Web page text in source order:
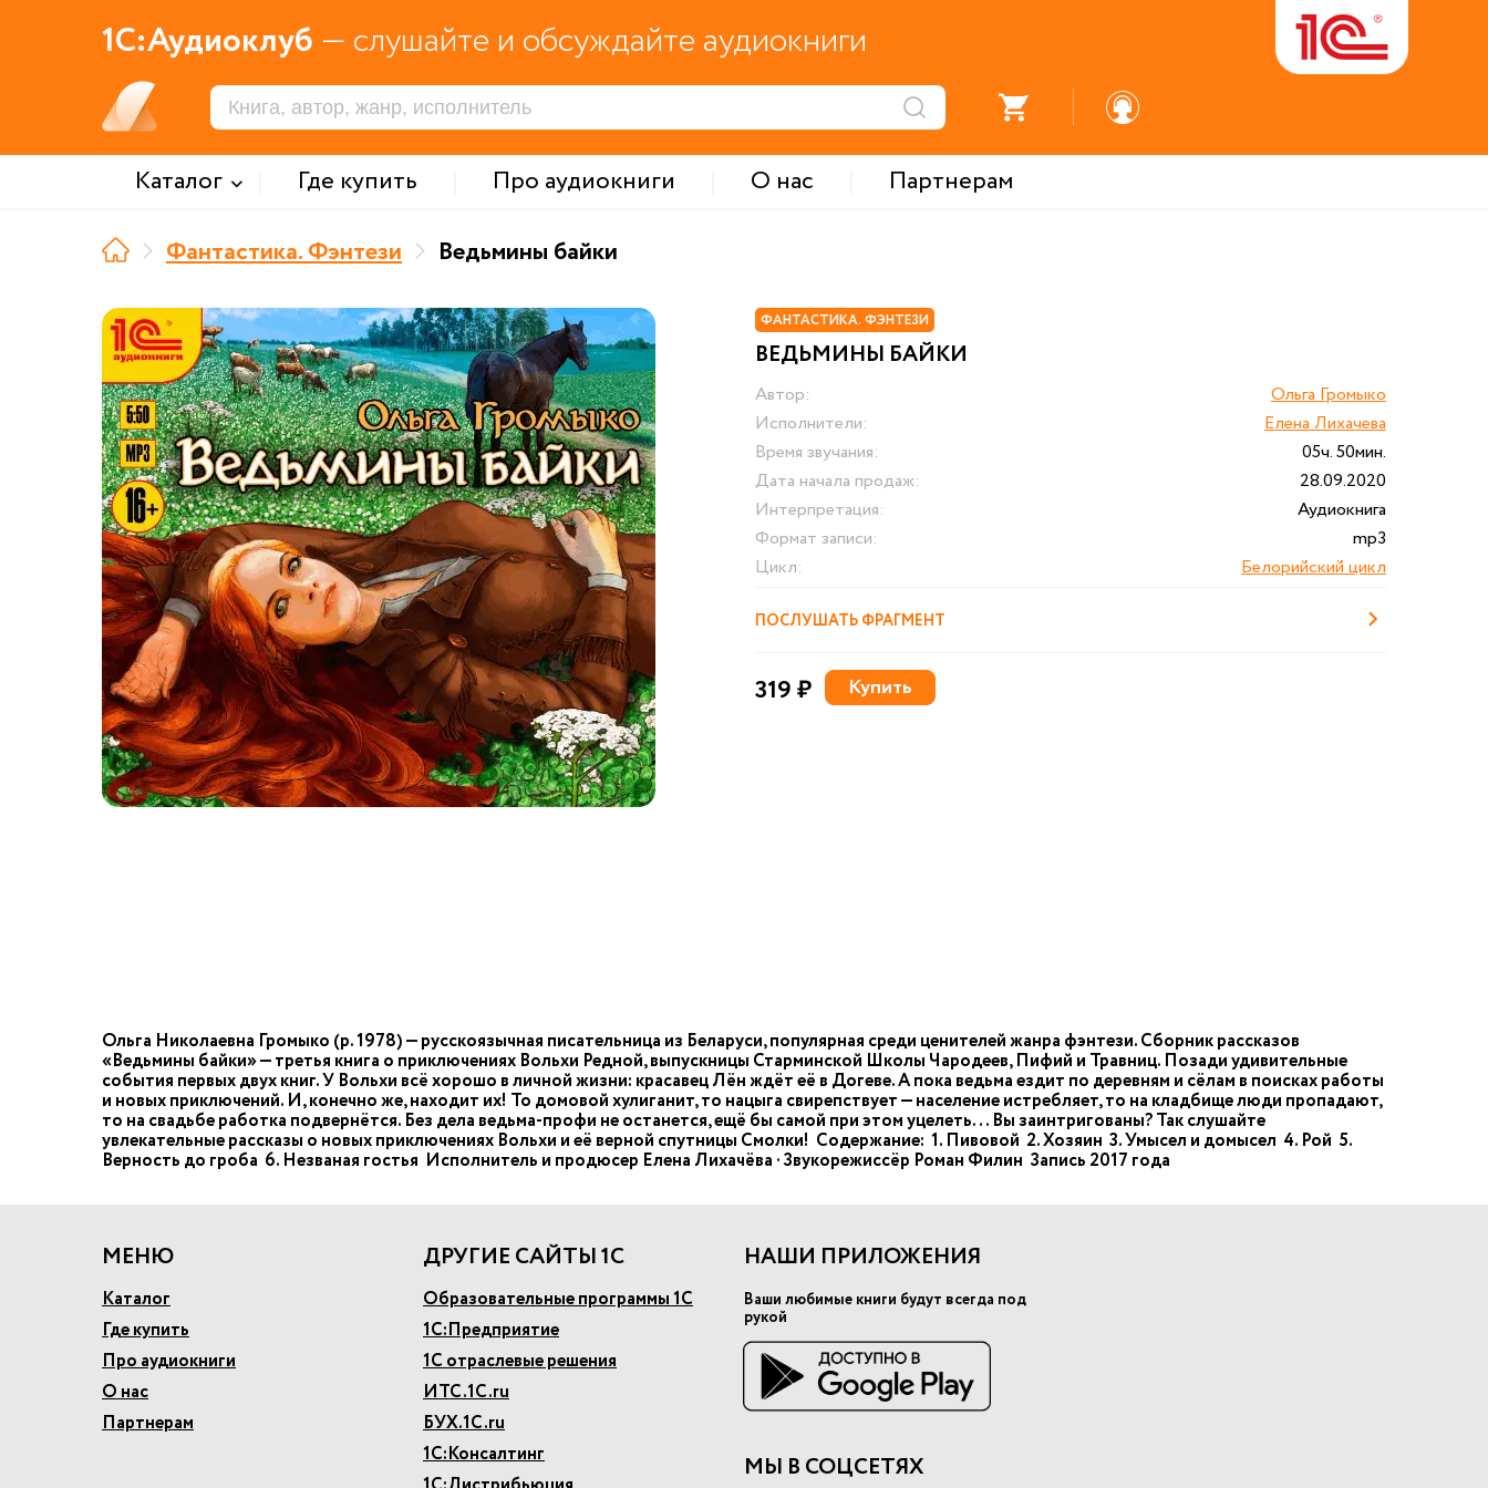
1С:Аудиоклуб — слушайте и обсуждайте аудиокниги
Каталог Где купить Про аудиокниги О нас
Партнерам
Фантастика. Фэнтези
Ведьмины байки
ФАНТАСТИКА. ФЭНТЕЗИ
ВЕДЬМИНЫ БАЙКИ
Автор:
Ольга Громыко
Исполнители:
Елена Лихачева
Время звучания:
05ч. 50мин.
Дата начала продаж:
28.09.2020
Интерпретация:
Аудиокнига
Формат записи:
mp3
Цикл:
Белорийский цикл
ПОСЛУШАТЬ ФРАГМЕНТ
319 ₽ Купить
Ольга Николаевна Громыко (р. 1978) — русскоязычная писательница из Беларуси, популярная среди ценителей жанра фэнтези. Сборник рассказов
«Ведьмины байки» — третья книга о приключениях Вольхи Редной, выпускницы Старминской Школы Чародеев, Пифий и Травниц. Позади удивительные
события первых двух книг. У Вольхи всё хорошо в личной жизни: красавец Лён ждёт её в Догеве. А пока ведьма ездит по деревням и сёлам в поисках работы
и новых приключений. И, конечно же, находит их! То домовой хулиганит, то нацыга свирепствует — население истребляет, то на кладбище люди пропадают,
то на свадьбе работка подвернётся. Без дела ведьма-профи не останется, ещё бы самой при этом уцелеть... Вы заинтригованы? Так слушайте
увлекательные рассказы о новых приключениях Вольхи и её верной спутницы Смолки! Содержание: 1. Пивовой 2. Хозяин 3. Умысел и домысел 4. Рой 5.
Верность до гроба 6. Незваная гостья Исполнитель и продюсер Елена Лихачёва · Звукорежиссёр Роман Филин Запись 2017 года
МЕНЮ
Каталог
Где купить
Про аудиокниги
О нас
Партнерам
ДРУГИЕ САЙТЫ 1С
Образовательные программы 1С
1С:Предприятие
1С отраслевые решения
ИТС.1С.ru
БУХ.1С.ru
1С:Консалтинг
НАШИ ПРИЛОЖЕНИЯ
Ваши любимые книги будут всегда под
рукой
МЫ В СОЦСЕТЯХ